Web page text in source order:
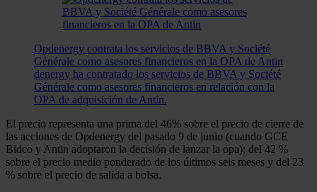
Opdenergy contrata los servicios de BBVA y Société
Générale como asesores financieros en la OPA de Antin
denergy ha contratado los servicios de BBVA y Société
Générale como asesores financieros en relación con la
OPA de adquisición de Antin.
El precio representa una prima del 46% sobre el precio de cierre de
las acciones de Opdenergy del pasado 9 de junio (cuando GCE
Bidco y Antin adoptaron la decisión de lanzar la opa); del 42 %
sobre el precio medio ponderado de los últimos seis meses y del 23
% sobre el precio de salida a bolsa.